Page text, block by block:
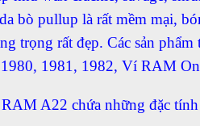
bò pullup là rất mềm mại,
trọng rất đẹp. Các sản
1981, 1982, Ví RAM
A22 chứa những đặc